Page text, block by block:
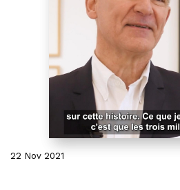
22 Nov 2021